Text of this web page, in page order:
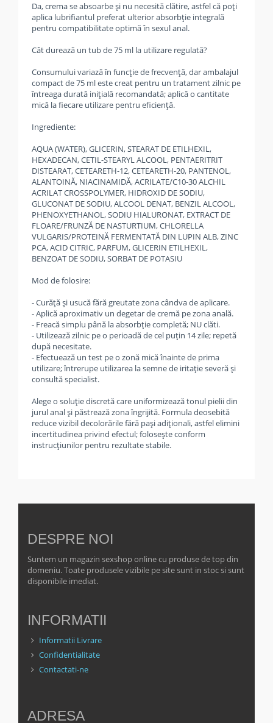
Da, crema se absoarbe și nu necesită clătire, astfel că poți
aplica lubrifiantul preferat ulterior absorbție integrală
pentru compatibilitate optimă în sexul anal.
Cât durează un tub de 75 ml la utilizare regulată?
Consumului variază în funcție de frecvență, dar ambalajul
compact de 75 ml este creat pentru un tratament zilnic pe
întreaga durată inițială recomandată; aplică o cantitate
mică la fiecare utilizare pentru eficiență.
Ingrediente:
AQUA (WATER), GLICERIN, STEARAT DE ETILHEXIL,
HEXADECAN, CETIL-STEARYL ALCOOL, PENTAERITRIT
DISTEARAT, CETEARETH-12, CETEARETH-20, PANTENOL,
ALANTOINĂ, NIACINAMIDĂ, ACRILATE/C10-30 ALCHIL
ACRILAT CROSSPOLYMER, HIDROXID DE SODIU,
GLUCONAT DE SODIU, ALCOOL DENAT, BENZIL ALCOOL,
PHENOXYETHANOL, SODIU HIALURONAT, EXTRACT DE
FLOARE/FRUNZĂ DE NASTURTIUM, CHLORELLA
VULGARIS/PROTEINĂ FERMENTATĂ DIN LUPIN ALB, ZINC
PCA, ACID CITRIC, PARFUM, GLICERIN ETILHEXIL,
BENZOAT DE SODIU, SORBAT DE POTASIU
Mod de folosire:
- Curăță și usucă fără greutate zona cândva de aplicare.
- Aplică aproximativ un degetar de cremă pe zona anală.
- Freacă simplu până la absorbție completă; NU clăti.
- Utilizează zilnic pe o perioadă de cel puțin 14 zile; repetă
după necesitate.
- Efectuează un test pe o zonă mică înainte de prima
utilizare; întrerupe utilizarea la semne de iritație severă și
consultă specialist.
Alege o soluție discretă care uniformizează tonul pielii din
jurul anal și păstrează zona îngrijită. Formula deosebită
reduce vizibil decolorările fără pași adiționali, astfel elimini
incertitudinea privind efectul; folosește conform
instrucțiunilor pentru rezultate stabile.
DESPRE NOI
Suntem un magazin sexshop online cu produse de top din
domeniu. Toate produsele vizibile pe site sunt in stoc si sunt
disponibile imediat.
INFORMATII
Informatii Livrare
Confidentialitate
Contactati-ne
ADRESA